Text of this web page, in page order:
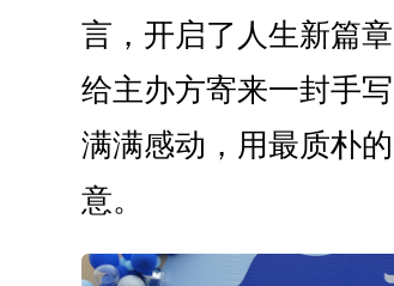
言，开启了人生新篇
给主办方寄来一封手
满满感动，用最质朴
意。